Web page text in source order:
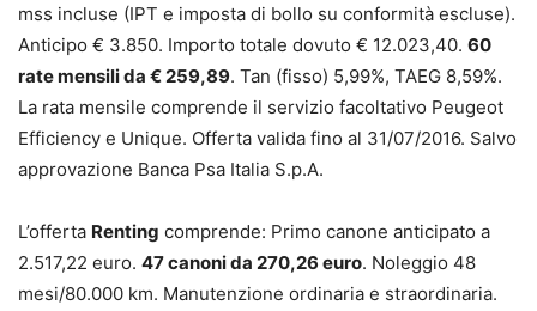
mss incluse (IPT e imposta di bollo su conformità escluse).
Anticipo € 3.850. Importo totale dovuto € 12.023,40. 60
rate mensili da € 259,89. Tan (fisso) 5,99%, TAEG 8,59%.
La rata mensile comprende il servizio facoltativo Peugeot
Efficiency e Unique. Offerta valida fino al 31/07/2016. Salvo
approvazione Banca Psa Italia S.p.A.
L’offerta Renting comprende: Primo canone anticipato a
2.517,22 euro. 47 canoni da 270,26 euro. Noleggio 48
mesi/80.000 km. Manutenzione ordinaria e straordinaria.